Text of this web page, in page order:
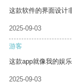
这款软件的界面设计
2025-09-03
游客
这款app就像我的娱
2025-09-03